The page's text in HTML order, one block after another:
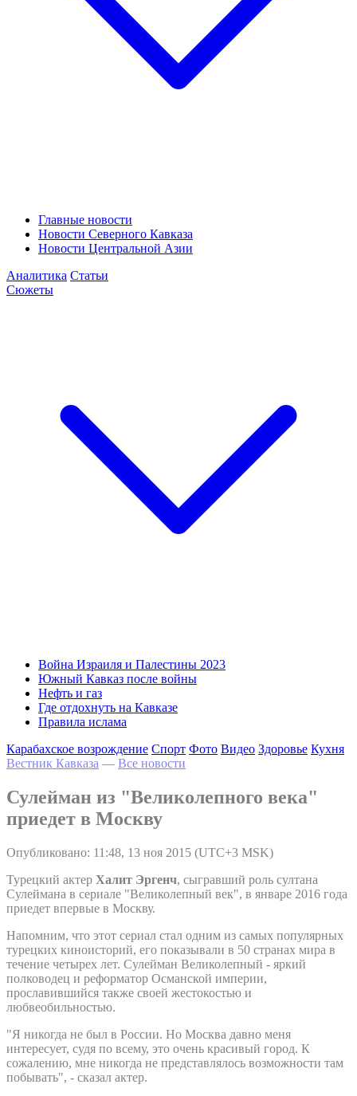
Главные новости
Новости Северного Кавказа
Новости Центральной Азии
Аналитика Статьи
Сюжеты
Война Израиля и Палестины 2023
Южный Кавказ после войны
Нефть и газ
Где отдохнуть на Кавказе
Правила ислама
Карабахское возрождение Спорт Фото Видео Здоровье Кухня
Вестник Кавказа — Все новости
Сулейман из "Великолепного века"
приедет в Москву
Опубликовано: 11:48, 13 ноя 2015 (UTC+3 MSK)
Турецкий актер Халит Эргенч, сыгравший роль султана
Сулеймана в сериале "Великолепный век", в январе 2016 года
приедет впервые в Москву.
Напомним, что этот сериал стал одним из самых популярных
турецких киноисторий, его показывали в 50 странах мира в
течение четырех лет. Сулейман Великолепный - яркий
полководец и реформатор Османской империи,
прославившийся также своей жестокостью и
любвеобильностью.
"Я никогда не был в России. Но Москва давно меня
интересует, судя по всему, это очень красивый город. К
сожалению, мне никогда не представлялось возможности там
побывать", - сказал актер.